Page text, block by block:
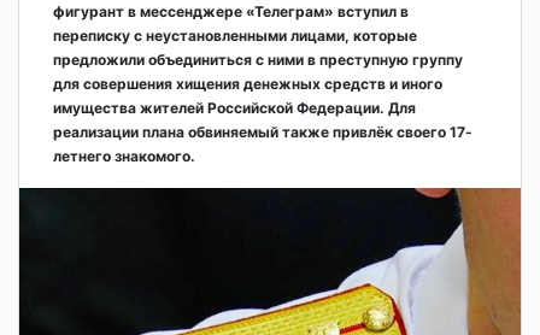
фигурант в мессенджере «Телеграм» вступил в
переписку с неустановленными лицами, которые
предложили объединиться с ними в преступную группу
для совершения хищения денежных средств и иного
имущества жителей Российской Федерации. Для
реализации плана обвиняемый также привлёк своего 17-
летнего знакомого.